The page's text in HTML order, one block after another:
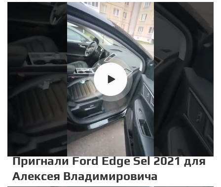
Пригнали Ford Edge Sel 2021 для
Алексея Владимировича